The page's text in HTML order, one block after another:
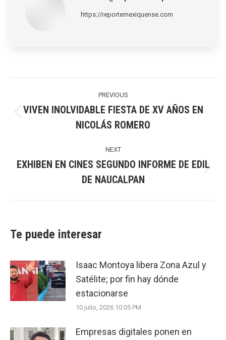
https://reportemexiquense.com
PREVIOUS
post:
VIVEN INOLVIDABLE FIESTA DE XV AÑOS EN
NICOLÁS ROMERO
NEXT
post:
EXHIBEN EN CINES SEGUNDO INFORME DE EDIL
DE NAUCALPAN
Te puede interesar
Isaac Montoya libera Zona Azul y
Satélite; por fin hay dónde
estacionarse
10 julio, 2026 10:05 PM
Empresas digitales ponen en